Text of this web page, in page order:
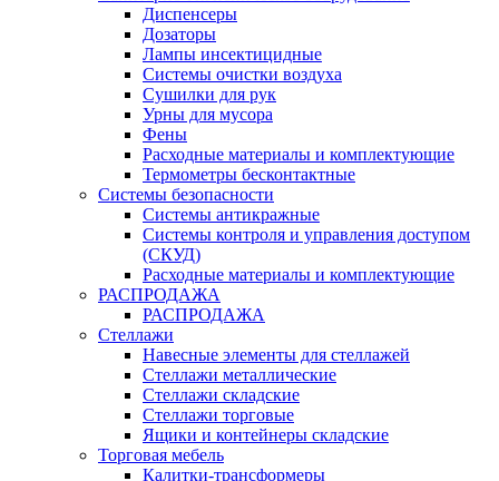
Диспенсеры
Дозаторы
Лампы инсектицидные
Системы очистки воздуха
Сушилки для рук
Урны для мусора
Фены
Расходные материалы и комплектующие
Термометры бесконтактные
Системы безопасности
Системы антикражные
Системы контроля и управления доступом
(СКУД)
Расходные материалы и комплектующие
РАСПРОДАЖА
РАСПРОДАЖА
Стеллажи
Навесные элементы для стеллажей
Стеллажи металлические
Стеллажи складские
Стеллажи торговые
Ящики и контейнеры складские
Торговая мебель
Калитки-трансформеры